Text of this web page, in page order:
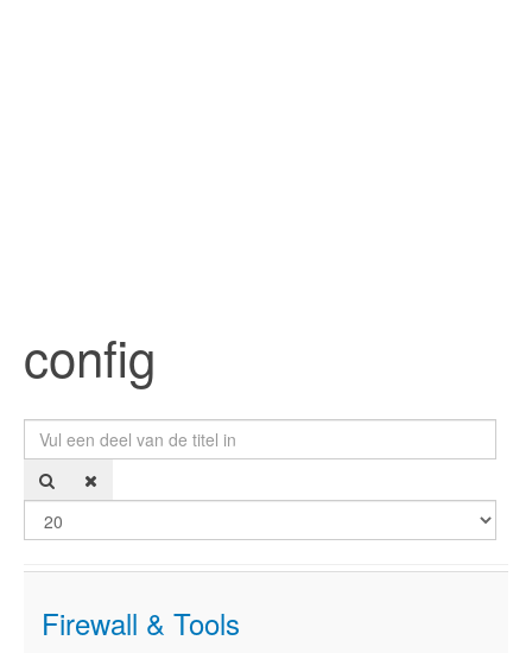
config
Vul een deel van de titel in
Firewall & Tools